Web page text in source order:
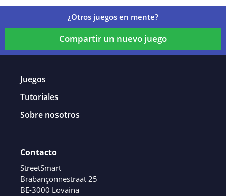
¿Otros juegos en mente?
Compartir un nuevo juego
Juegos
Tutoriales
Sobre nosotros
Contacto
StreetSmart
Brabançonnestraat 25
BE-3000 Lovaina